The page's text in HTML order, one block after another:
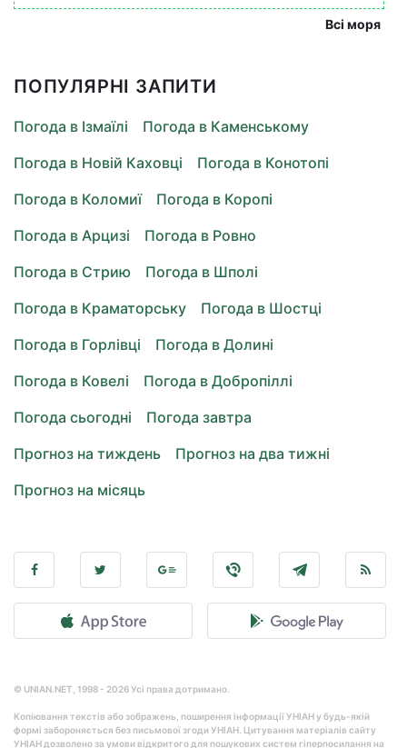
Всі моря
ПОПУЛЯРНІ ЗАПИТИ
Погода в Ізмаїлі
Погода в Каменському
Погода в Новій Каховці
Погода в Конотопі
Погода в Коломиї
Погода в Коропі
Погода в Арцизі
Погода в Ровно
Погода в Стрию
Погода в Шполі
Погода в Краматорську
Погода в Шостці
Погода в Горлівці
Погода в Долині
Погода в Ковелі
Погода в Добропіллі
Погода сьогодні
Погода завтра
Прогноз на тиждень
Прогноз на два тижні
Прогноз на місяць
© UNIAN.NET, 1998 - 2026 Усі права дотримано.
Копіювання текстів або зображень, поширення інформації УНІАН у будь-якій
формі забороняється без письмової згоди УНІАН. Цитування матеріалів сайту
УНІАН дозволено за умови відкритого для пошукових систем гіперпосилання на